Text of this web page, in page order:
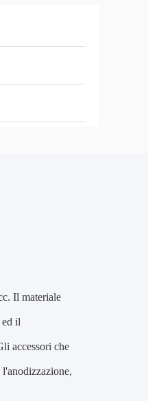
Il materiale
ed il
accessori che